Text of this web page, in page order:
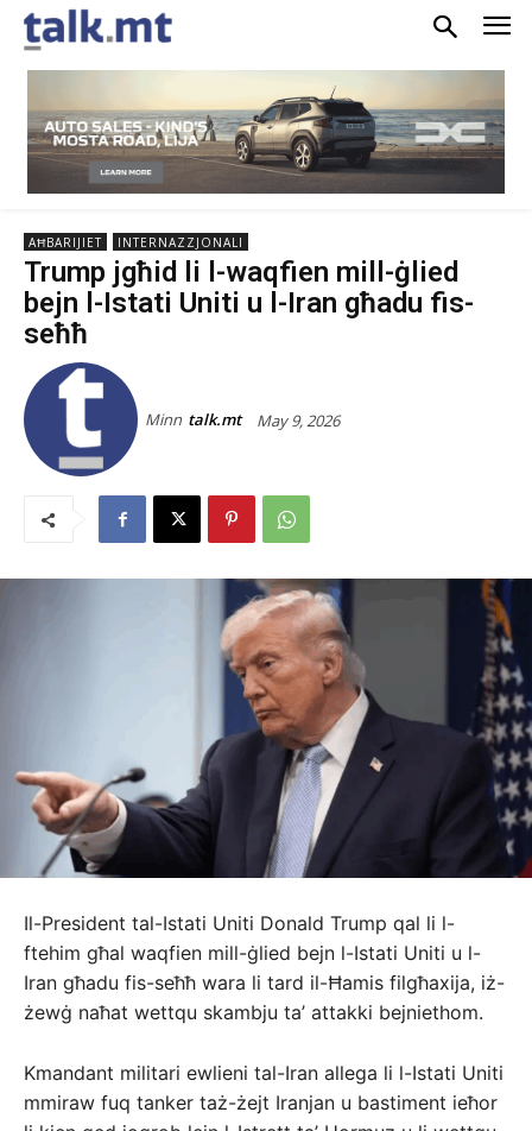
AĦBARIJIET INTERNAZZJONALI
Trump jgħid li l-waqfien mill-ġlied
bejn l-Istati Uniti u l-Iran għadu fis-
seħħ
Minn talk.mt May 9, 2026
Il-President tal-Istati Uniti Donald Trump qal li l-
ftehim għal waqfien mill-ġlied bejn l-Istati Uniti u l-
Iran għadu fis-seħħ wara li tard il-Ħamis filgħaxija, iż-
żewġ naħat wettqu skambju ta’ attakki bejniethom.
Kmandant militari ewlieni tal-Iran allega li l-Istati Uniti
mmiraw fuq tanker taż-żejt Iranjan u bastiment ieħor